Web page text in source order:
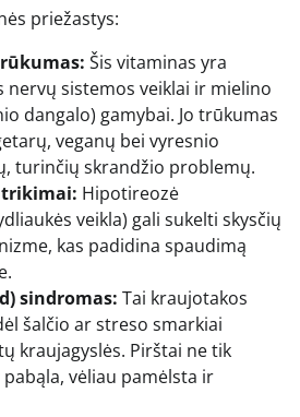
priežastys:
Šis vitaminas yra
nervų sistemos veiklai ir mielino
dangalo) gamybai. Jo trūkumas
veganų bei vyresnio
turinčių skrandžio problemų.
Hipotireozė
veikla) gali sukelti skysčių
kas padidina spaudimą
sindromas: Tai kraujotakos
šalčio ar streso smarkiai
kraujagyslės. Pirštai ne tik
vėliau pamėlsta ir